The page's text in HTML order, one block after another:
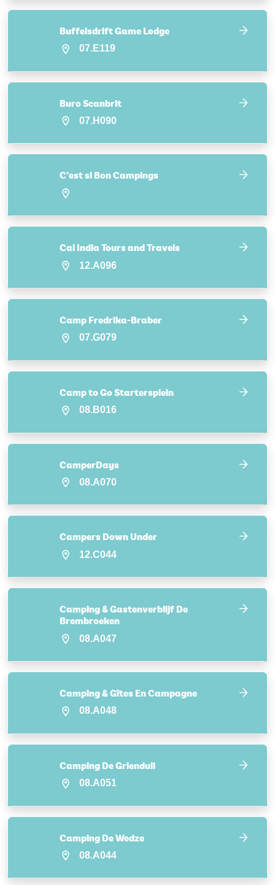
Buffelsdrift Game Lodge
07.E119
Buro Scanbrit
07.H090
C’est si Bon Campings
Cal India Tours and Travels
12.A096
Camp Fredrika-Braber
07.G079
Camp to Go Startersplein
08.B016
CamperDays
08.A070
Campers Down Under
12.C044
Camping & Gastenverblijf De
Brembroeken
08.A047
Camping & Gîtes En Campagne
08.A048
Camping De Grienduil
08.A051
Camping De Wedze
08.A044